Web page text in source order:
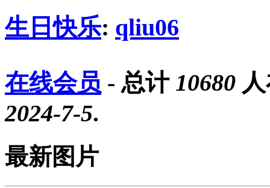
生日快乐: qliu06
在线会员 - 总计 10680
2024-7-5.
最新图片